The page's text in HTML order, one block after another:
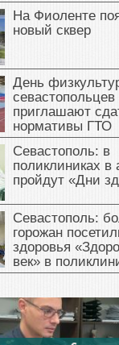
На Фиоленте
новый сквер
День
севастопольцев
приглашают
нормативы ГТО
Севастополь: в
поликлиниках в
пройдут «Дни
Севастополь:
горожан
здоровья
век» в